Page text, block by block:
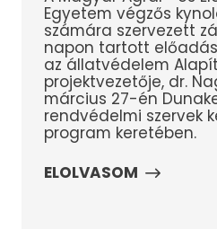
Egyetem végzős
számára szervezett
napon tartott
az állatvédelem
projektvezetője, dr.
március 27-én
rendvédelmi szervek
program keretében.
ELOLVASOM